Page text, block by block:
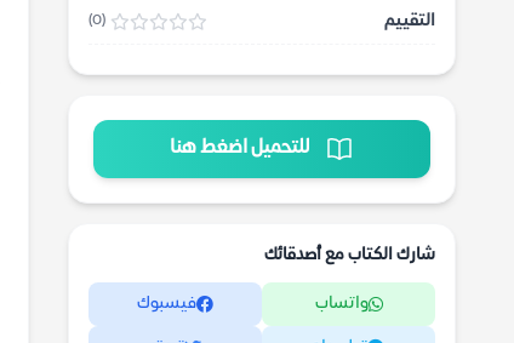
التقييم
(0)
للتحميل اضغط هنا
شارك الكتاب مع أصدقائك
واتساب فيسبوك